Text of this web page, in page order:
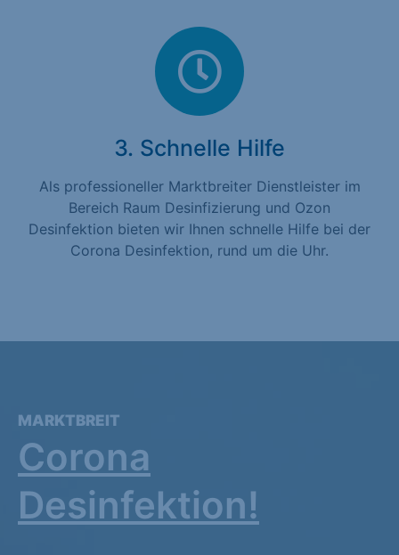
3. Schnelle Hilfe
Als professioneller Marktbreiter Dienstleister im
Bereich Raum Desinfizierung und Ozon
Desinfektion bieten wir Ihnen schnelle Hilfe bei der
Corona Desinfektion, rund um die Uhr.
MARKTBREIT
Corona
Desinfektion!